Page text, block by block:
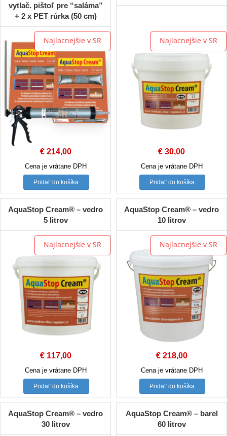
vytlač. pištoľ pre “saláma”
+ 2 x PET rúrka (50 cm)
Najlacnejšie v SR
€214,00
Cena je vrátane DPH
Pridať do košíka
Najlacnejšie v SR
€ 30,00
Cena je vrátane DPH
Pridať do košíka
AquaStop Cream® – vedro
5 litrov
Najlacnejšie v SR
€117,00
Cena je vrátane DPH
Pridať do košíka
AquaStop Cream® – vedro
10 litrov
Najlacnejšie v SR
€218,00
Cena je vrátane DPH
Pridať do košíka
AquaStop Cream® – vedro
30 litrov
AquaStop Cream® – barel
60 litrov